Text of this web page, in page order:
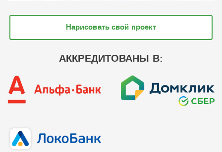
Нарисовать свой проект
АККРЕДИТОВАНЫ В: